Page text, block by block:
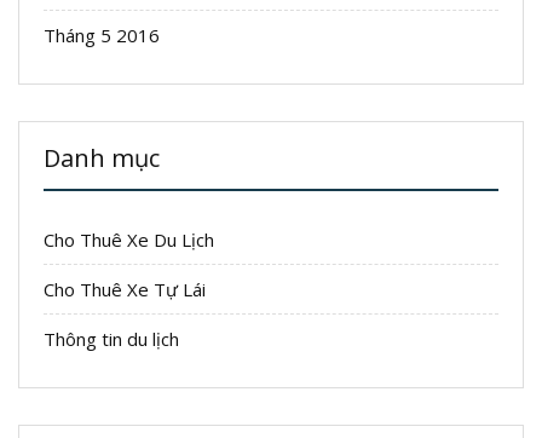
Tháng 5 2016
Danh mục
Cho Thuê Xe Du Lịch
Cho Thuê Xe Tự Lái
Thông tin du lịch